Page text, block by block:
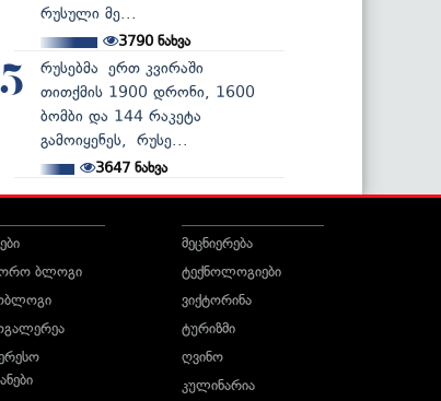
რუსული მე...
3790ნახვა
5
რუსებმა ერთ კვირაში
თითქმის 1900 დრონი, 1600
ბომბი და 144 რაკეტა
გამოიყენეს, რუსე...
3647 ნახვა
ბლოგი
მეცნიერება
ტექნოლოგიები
ვიქტორინა
ტურიზმი
ღვინო
კულინარია